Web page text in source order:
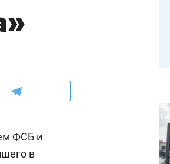
ФСБ и
в
чем интересен Оман?